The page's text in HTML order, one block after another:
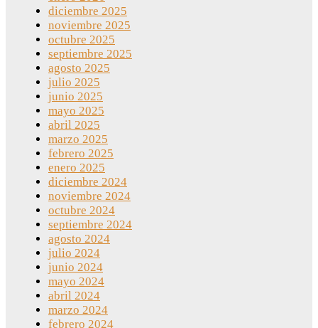
diciembre 2025
noviembre 2025
octubre 2025
septiembre 2025
agosto 2025
julio 2025
junio 2025
mayo 2025
abril 2025
marzo 2025
febrero 2025
enero 2025
diciembre 2024
noviembre 2024
octubre 2024
septiembre 2024
agosto 2024
julio 2024
junio 2024
mayo 2024
abril 2024
marzo 2024
febrero 2024